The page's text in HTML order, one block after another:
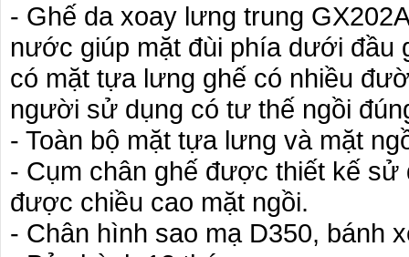
- Ghế da xoay lưng trung
nước giúp mặt đùi phía dưới đầu
có mặt tựa lưng ghế có nhiều
người sử dụng có tư thế ngồi
- Toàn bộ mặt tựa lưng và mặt
- Cụm chân ghế được thiết kế
được chiều cao mặt ngồi.
- Chân hình sao mạ D350, bánh